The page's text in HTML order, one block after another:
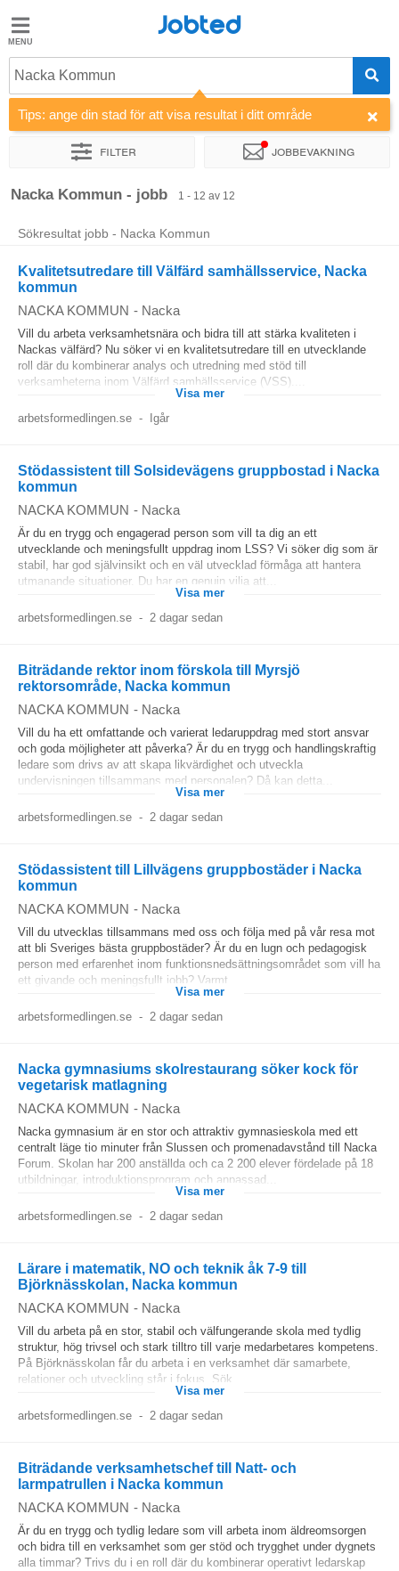
Jobted
Jobb
Löner
Jobted
Nacka Kommun
Tips: ange din stad för att visa resultat i ditt område
Filter Jobbevakning
Sortera efter Företag
Nacka Kommun - jobb 1 - 12 av 12
Sökresultat jobb - Nacka Kommun
Kvalitetsutredare till Välfärd samhällsservice, Nacka
kommun
NACKA KOMMUN - Nacka
Vill du arbeta verksamhetsnära och bidra till att stärka kvaliteten i
Nackas välfärd? Nu söker vi en kvalitetsutredare till en utvecklande
roll där du kombinerar analys och utredning med stöd till
verksamheterna inom Välfärd samhällsservice (VSS)....
Visa mer
arbetsformedlingen.se - Igår
Stödassistent till Solsidevägens gruppbostad i Nacka
kommun
NACKA KOMMUN - Nacka
Är du en trygg och engagerad person som vill ta dig an ett
utvecklande och meningsfullt uppdrag inom LSS? Vi söker dig som är
stabil, har god självinsikt och en väl utvecklad förmåga att hantera
utmanande situationer. Du har en genuin vilja att...
Visa mer
arbetsformedlingen.se - 2 dagar sedan
Biträdande rektor inom förskola till Myrsjö
rektorsområde, Nacka kommun
NACKA KOMMUN - Nacka
Vill du ha ett omfattande och varierat ledaruppdrag med stort ansvar
och goda möjligheter att påverka? Är du en trygg och handlingskraftig
ledare som drivs av att skapa likvärdighet och utveckla
undervisningen tillsammans med personalen? Då kan detta...
Visa mer
arbetsformedlingen.se - 2 dagar sedan
Stödassistent till Lillvägens gruppbostäder i Nacka
kommun
NACKA KOMMUN - Nacka
Vill du utvecklas tillsammans med oss och följa med på vår resa mot
att bli Sveriges bästa gruppbostäder? Är du en lugn och pedagogisk
person med erfarenhet inom funktionsnedsättningsområdet som vill ha
ett givande och meningsfullt jobb? Varmt...
Visa mer
arbetsformedlingen.se - 2 dagar sedan
Nacka gymnasiums skolrestaurang söker kock för
vegetarisk matlagning
NACKA KOMMUN - Nacka
Nacka gymnasium är en stor och attraktiv gymnasieskola med ett
centralt läge tio minuter från Slussen och promenadavstånd till Nacka
Forum. Skolan har 200 anställda och ca 2 200 elever fördelade på 18
utbildningar, introduktionsprogram och anpassad...
Visa mer
arbetsformedlingen.se - 2 dagar sedan
Lärare i matematik, NO och teknik åk 7-9 till
Björknässkolan, Nacka kommun
NACKA KOMMUN - Nacka
Vill du arbeta på en stor, stabil och välfungerande skola med tydlig
struktur, hög trivsel och stark tilltro till varje medarbetares kompetens.
På Björknässkolan får du arbeta i en verksamhet där samarbete,
relationer och utveckling står i fokus. Sök...
Visa mer
arbetsformedlingen.se - 2 dagar sedan
Biträdande verksamhetschef till Natt- och
larmpatrullen i Nacka kommun
NACKA KOMMUN - Nacka
Är du en trygg och tydlig ledare som vill arbeta inom äldreomsorgen
och bidra till en verksamhet som ger stöd och trygghet under dygnets
alla timmar? Trivs du i en roll där du kombinerar operativt ledarskap